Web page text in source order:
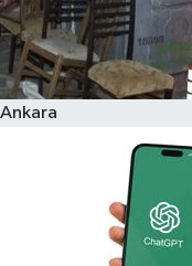
Ankara